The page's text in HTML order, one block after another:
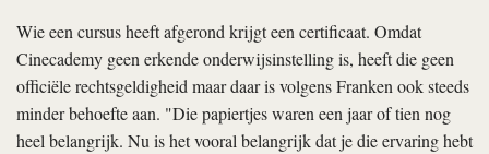
Wie een cursus heeft afgerond krijgt een certificaat. Omdat
Cinecademy geen erkende onderwijsinstelling is, heeft die geen
officiële rechtsgeldigheid maar daar is volgens Franken ook steeds
minder behoefte aan. "Die papiertjes waren een jaar of tien nog
heel belangrijk. Nu is het vooral belangrijk dat je die ervaring hebt